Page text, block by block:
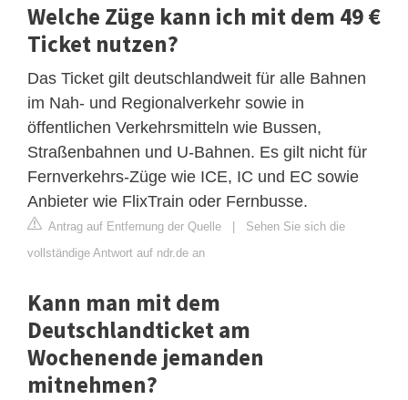
Welche Züge kann ich mit dem 49 €
Ticket nutzen?
Das Ticket gilt deutschlandweit für alle Bahnen
im Nah- und Regionalverkehr sowie in
öffentlichen Verkehrsmitteln wie Bussen,
Straßenbahnen und U-Bahnen. Es gilt nicht für
Fernverkehrs-Züge wie ICE, IC und EC sowie
Anbieter wie FlixTrain oder Fernbusse.
Antrag auf Entfernung der Quelle | Sehen Sie sich die
vollständige Antwort auf ndr.de an
Kann man mit dem
Deutschlandticket am
Wochenende jemanden
mitnehmen?